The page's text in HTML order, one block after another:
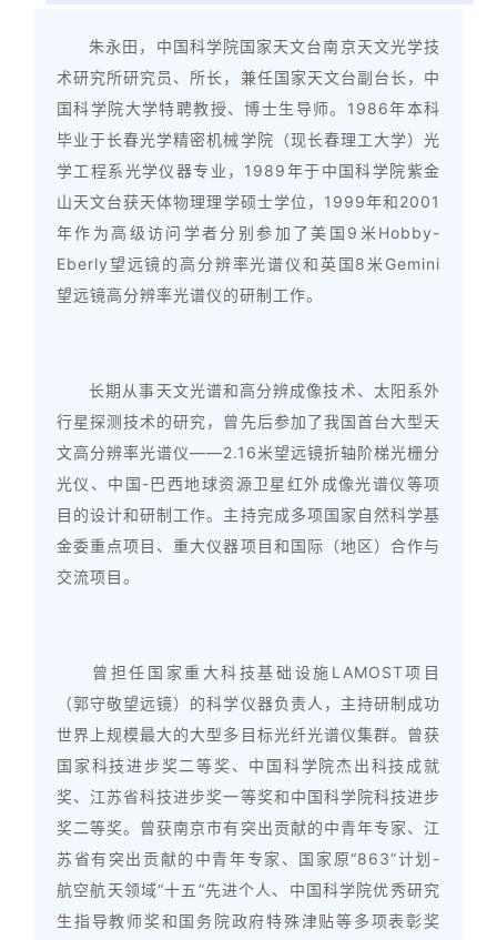
朱永田，中国科学院国家天文台南京天文光学技
术研究所研究员、所长，兼任国家天文台副台长，中
国科学院大学特聘教授、博士生导师。1986年本科
毕业于长春光学精密机械学院（现长春理工大学）光
学工程系光学仪器专业，1989年于中国科学院紫金
山天文台获天体物理理学硕士学位，1999年和2001
年作为高级访问学者分别参加了美国9米Hobby-
Eberly望远镜的高分辨率光谱仪和英国8米Gemini
望远镜高分辨率光谱仪的研制工作。
长期从事天文光谱和高分辨成像技术、太阳系外
行星探测技术的研究，曾先后参加了我国首台大型天
文高分辨率光谱仪——2.16米望远镜折轴阶梯光栅分
光仪、中国-巴西地球资源卫星红外成像光谱仪等项
目的设计和研制工作。主持完成多项国家自然科学基
金委重点项目、重大仪器项目和国际（地区）合作与
交流项目。
曾担任国家重大科技基础设施LAMOST项目
（郭守敬望远镜）的科学仪器负责人，主持研制成功
世界上规模最大的大型多目标光纤光谱仪集群。曾获
国家科技进步奖二等奖、中国科学院杰出科技成就
奖、江苏省科技进步奖一等奖和中国科学院科技进步
奖二等奖。曾获南京市有突出贡献的中青年专家、江
苏省有突出贡献的中青年专家、国家原“863”计划-
航空航天领域“十五”先进个人、中国科学院优秀研究
生指导教师奖和国务院政府特殊津贴等多项表彰奖